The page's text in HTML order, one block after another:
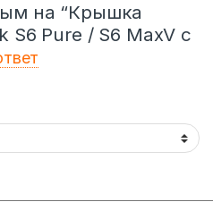
на “Крышка
S6 Pure / S6 MaxV с